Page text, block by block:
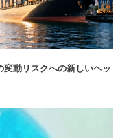
動リスクへの新しいヘッ